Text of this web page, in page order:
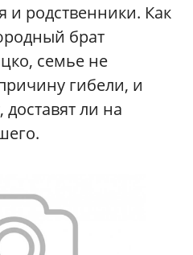
и родственники. Как
брат
семье не
гибели, и
ли на